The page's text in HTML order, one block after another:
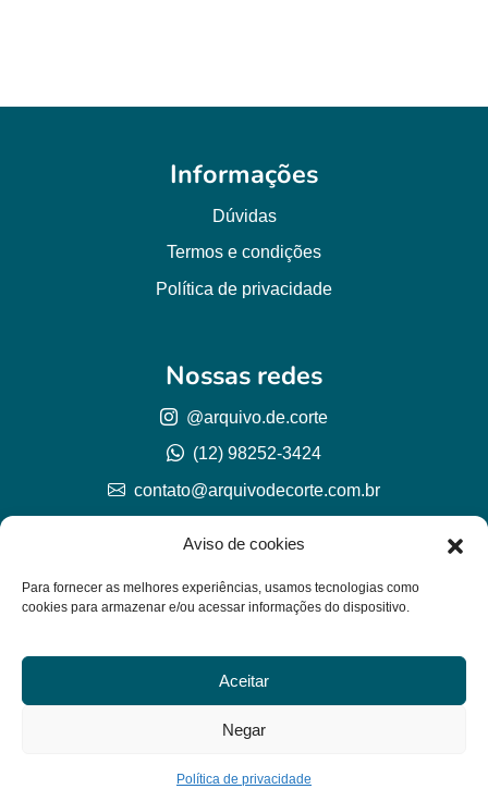
Aviso de cookies
Para fornecer as melhores experiências, usamos tecnologias como
cookies para armazenar e/ou acessar informações do dispositivo.
Aceitar
Negar
Política de privacidade
Informações
Dúvidas
Termos e condições
Política de privacidade
© Arquivo de corte 2026
CNPJ 57.978.789/0001-77
Lh Graphic Designer
Nossas redes
@arquivo.de.corte
(12) 98252-3424
contato@arquivodecorte.com.br